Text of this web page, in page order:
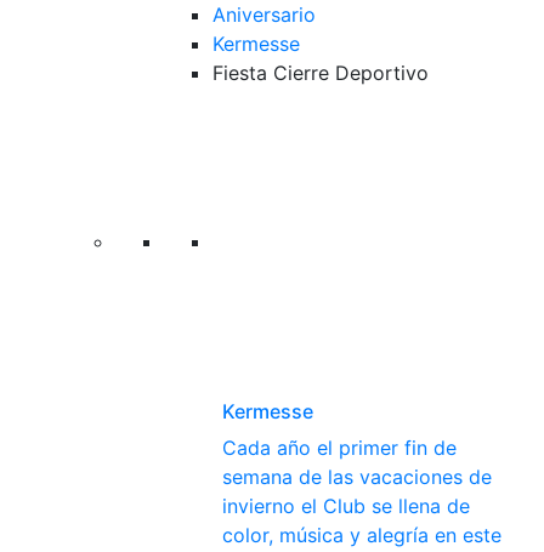
Aniversario
Kermesse
Fiesta Cierre Deportivo
Kermesse
Cada año el primer fin de
semana de las vacaciones de
invierno el Club se llena de
color, música y alegría en este